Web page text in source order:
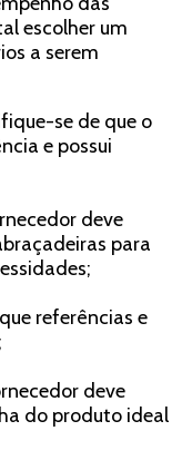
escolher um
a serem
se de que o
e possui
deve
para
referências e
deve
do produto ideal